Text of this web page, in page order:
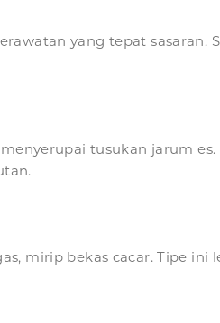
yang tepat sasaran.
tusukan jarum
mirip bekas cacar. Tipe ini